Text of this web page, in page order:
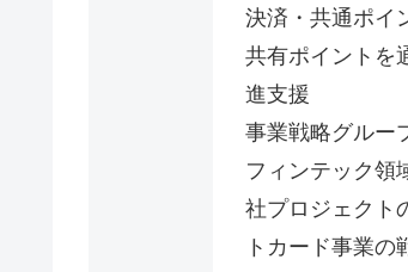
決済・共通ポイ
共有ポイントを
進支援
事業戦略グルー
フィンテック領
社プロジェクト
トカード事業の